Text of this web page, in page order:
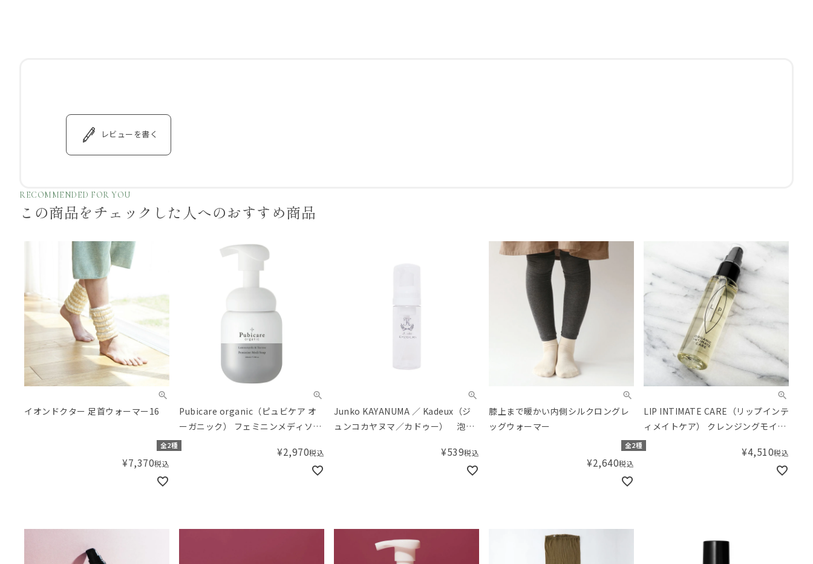
レビューを書く
RECOMMENDED FOR YOU
この商品をチェックした 人へのおすすめ商品
イオンドクター 足首ウォーマー16
全2種
¥7,370税込
Pubicare organic（ピュビケア オ
ーガニック） フェミニンメディソー
プLT
¥2,970税込
Junko KAYANUMA ／ Kadeux（ジ
ュンコカヤヌマ／カドゥー） 泡ポ
¥539税込
膝上まで暖かい内側シルクロングレ
ッグウォーマー
全2種
¥2,640税込
LIP INTIMATE CARE（リップインテ
ィメイトケア） クレンジングモイス
チャライジングオイル プレ＆ポスト
¥4,510税込